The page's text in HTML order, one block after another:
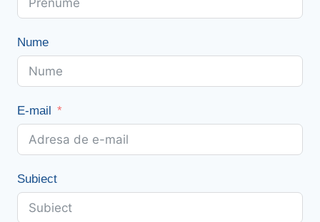
Nume
E-mail
Subiect